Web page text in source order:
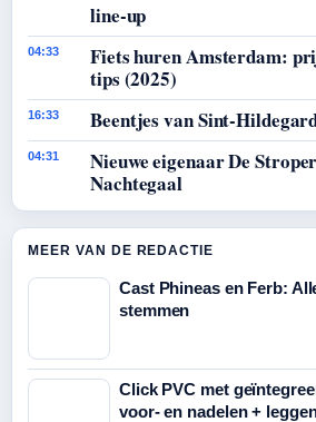
line-up
04:33
Fiets huren Amsterdam:
tips (2025)
16:33 Beentjes van Sint-
04:31
Nieuwe eigenaar De
Nachtegaal
MEER VAN DE REDACTIE
Cast Phineas en Ferb:
stemmen
Click PVC met
voor- en nadelen +